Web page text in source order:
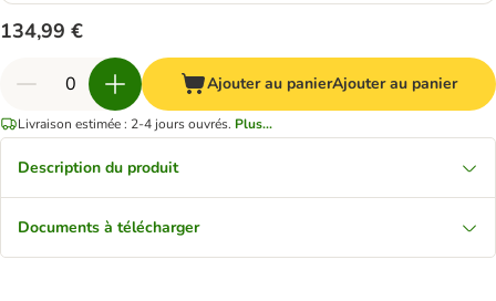
134,99 €
Ajouter au panierAjouter au panier
Livraison estimée : 2-4 jours ouvrés. Plus...
Description du produit
Documents à télécharger